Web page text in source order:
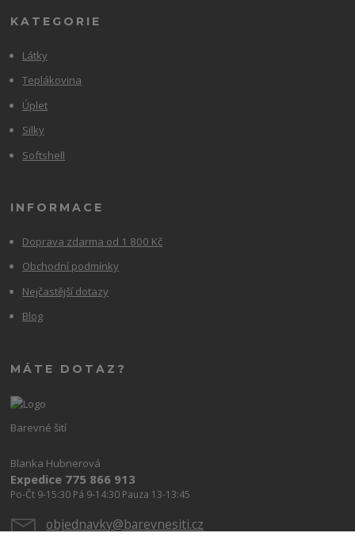
KATEGORIE
Látky
Teplákovina
Úplet
Silky
Softshell
INFORMACE
Doprava zdarma od 1 800 Kč
Obchodní podmínky
Nejčastější dotazy
Blog
MÁTE DOTAZ?
Barevné šití
Blanka Hubnerová
Expedice 775 866 913
Po-Čt 9-15:30 Pá 9-14:30 Pauza 13-13:45
objednavky@barevnesiti.cz